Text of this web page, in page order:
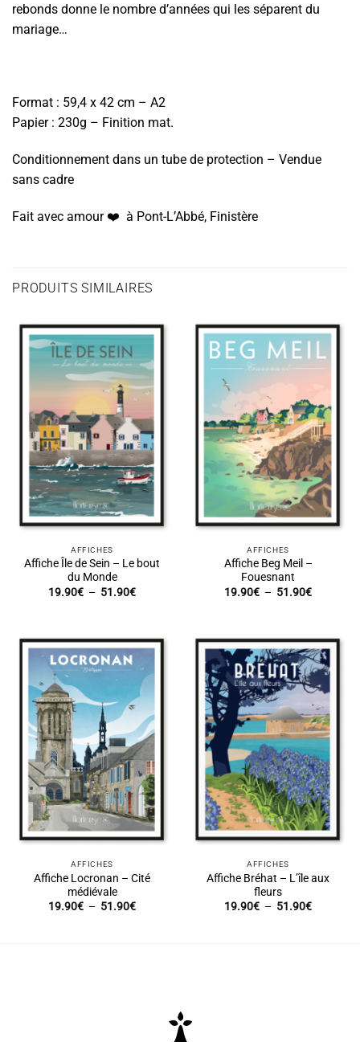
rebonds donne le nombre d’années qui les séparent du
mariage…
Format : 59,4 x 42 cm – A2
Papier : 230g – Finition mat.
Conditionnement dans un tube de protection – Vendue
sans cadre
Fait avec amour ❤️️ à Pont-L’Abbé, Finistère
PRODUITS SIMILAIRES
AFFICHES
Affiche Île de Sein – Le bout
du Monde
19.90€ – 51.90€Plage
51.90€
AFFICHES
Affiche Beg Meil –
Fouesnant
19.90€ – 51.90€Plage
51.90€
AFFICHES
Affiche Locronan – Cité
médiévale
19.90€ – 51.90€Plage
AFFICHES
Affiche Bréhat – L’île aux
fleurs
19.90€ – 51.90€Plage